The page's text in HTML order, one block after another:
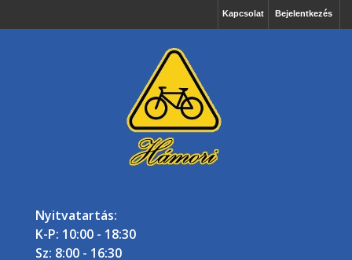
Bejelentkezés
Kapcsolat
Nyitvatartás:
K-P: 10:00 - 18:30
Sz: 8:00 - 16:30